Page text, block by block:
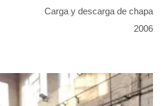
Carga y descarga de chapa
2006